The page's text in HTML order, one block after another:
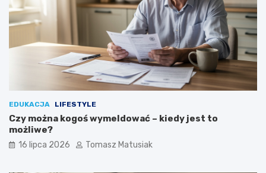
EDUKACJA LIFESTYLE
Czy można kogoś wymeldować – kiedy jest to
możliwe?
16 lipca 2026 Tomasz Matusiak